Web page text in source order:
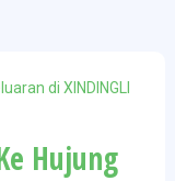
Hujung